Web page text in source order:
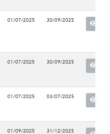
01/07/2025 30/09/2025
01/07/2025 30/09/2025
01/07/2025 03/07/2025
01/09/2025 31/12/2025